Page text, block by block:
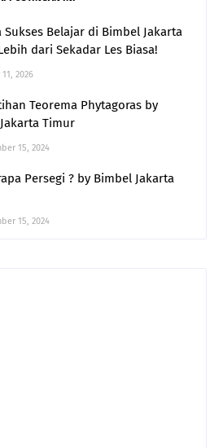
Sukses Belajar di Bimbel Jakarta
dari Sekadar Les Biasa!
11, 2026
Teorema Phytagoras by
Timur
15, 2024
Persegi ? by Bimbel Jakarta
15, 2024